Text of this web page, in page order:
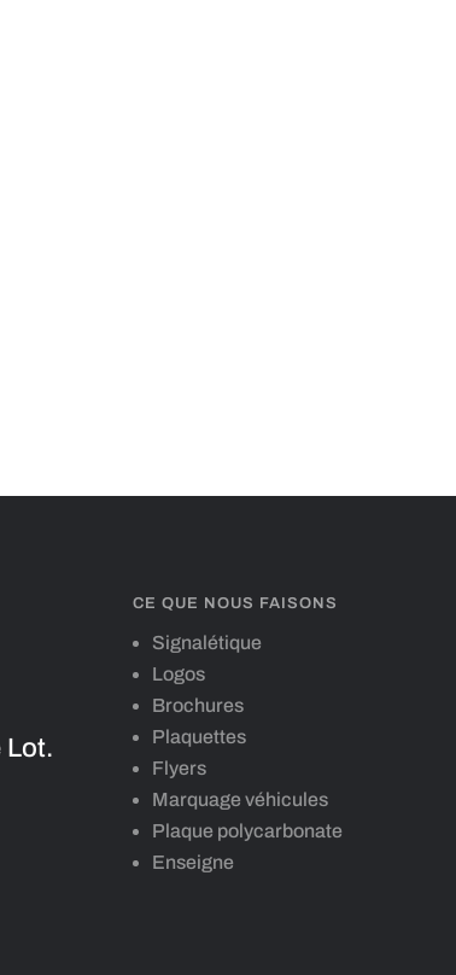
Lot.
CE QUE NOUS FAISONS
Signalétique
Logos
Brochures
Plaquettes
Flyers
Marquage véhicules
Plaque polycarbonate
Enseigne